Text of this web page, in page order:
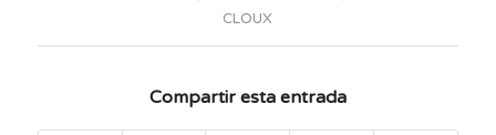
CLOUX
Compartir esta entrada